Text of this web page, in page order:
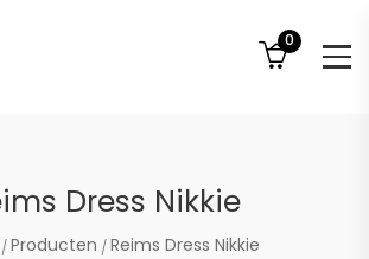
0
Dress Nikkie
Producten Reims Dress Nikkie